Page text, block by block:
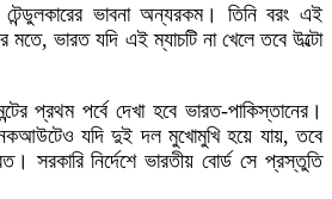
টেন্ডুলকারের ভাবনা অন্যরকম। তিনি বরং এই
মতে, ভারত যদি এই ম্যাচটি না খেলে তবে উল্টো
প্রথম পর্বে দেখা হবে ভারত-পাকিস্তানের।
যদি দুই দল মুখোমুখি হয়ে যায়, তবে
সরকারি নির্দেশে ভারতীয় বোর্ড সে প্রস্তুতি